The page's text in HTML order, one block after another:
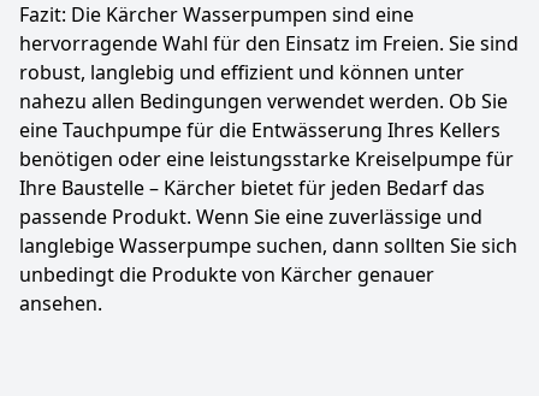
Fazit: Die Kärcher Wasserpumpen sind eine
hervorragende Wahl für den Einsatz im Freien. Sie sind
robust, langlebig und effizient und können unter
nahezu allen Bedingungen verwendet werden. Ob Sie
eine Tauchpumpe für die Entwässerung Ihres Kellers
benötigen oder eine leistungsstarke Kreiselpumpe für
Ihre Baustelle – Kärcher bietet für jeden Bedarf das
passende Produkt. Wenn Sie eine zuverlässige und
langlebige Wasserpumpe suchen, dann sollten Sie sich
unbedingt die Produkte von Kärcher genauer
ansehen.